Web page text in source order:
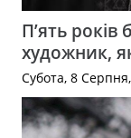
П’ять
художник,
Субота, 8